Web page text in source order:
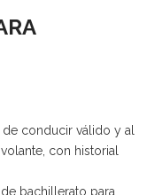
conducir válido y al
con historial
bachillerato para